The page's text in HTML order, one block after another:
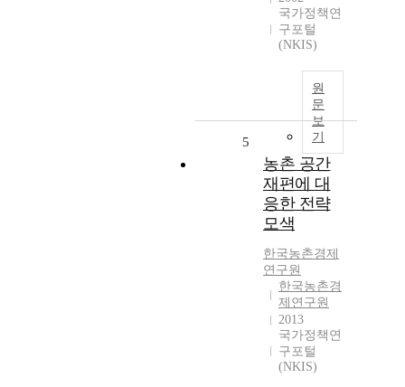
국가정책연
구포털
(NKIS)
원
문
보
기
5
농촌 공간
재편에 대
응한 전략
모색
한국농촌경제
연구원
한국농촌경
제연구원
2013
국가정책연
구포털
(NKIS)